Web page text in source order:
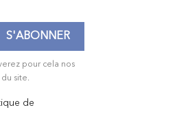
pour cela nos
site.
de